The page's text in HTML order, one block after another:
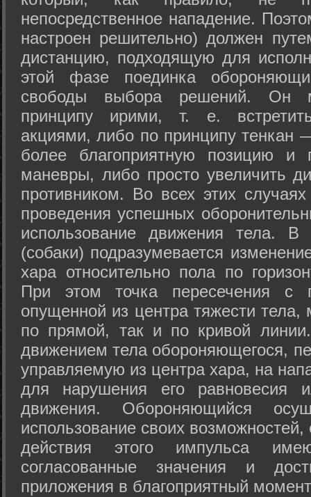
непосредственное нападение.
настроен решительно) должен
дистанцию, подходящую для
этой фазе поединка
свободы выбора решений. Он
принципу ирими, т. е.
акциями, либо по принципу тенкан
более благоприятную позицию и
маневры, либо просто увеличить
противником. Во всех этих
проведения успешных
использование движения тела.
(собаки) подразумевается
хара относительно пола по
При этом точка пересечения с
опущенной из центра тяжести
по прямой, так и по кривой
движением тела обороняющегося,
управляемую из центра хара, на
для нарушения его равновесия
движения. Обороняющийся
использование своих
действия этого импульса
согласованные значения и
приложения в благоприятный